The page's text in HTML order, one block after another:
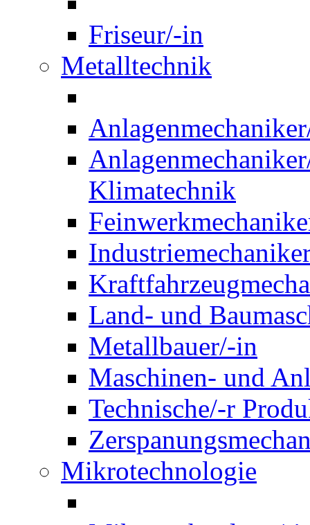
Friseur/-in
Metalltechnik
Klimatechnik
Land- und
Metallbauer/-in
Maschinen- und
Technische/-r
Mikrotechnologie